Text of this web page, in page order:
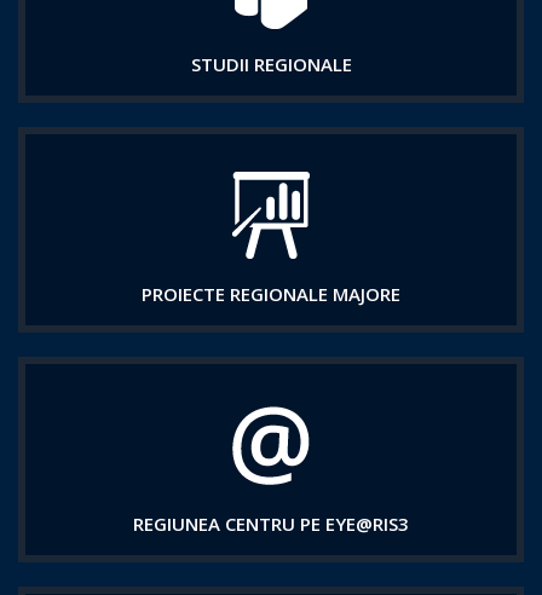
STUDII REGIONALE
PROIECTE REGIONALE MAJORE
REGIUNEA CENTRU PE EYE@RIS3